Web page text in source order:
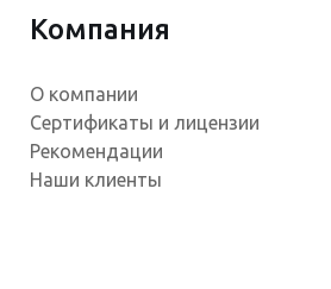
Компания
О компании
Сертификаты и лицензии
Рекомендации
Наши клиенты